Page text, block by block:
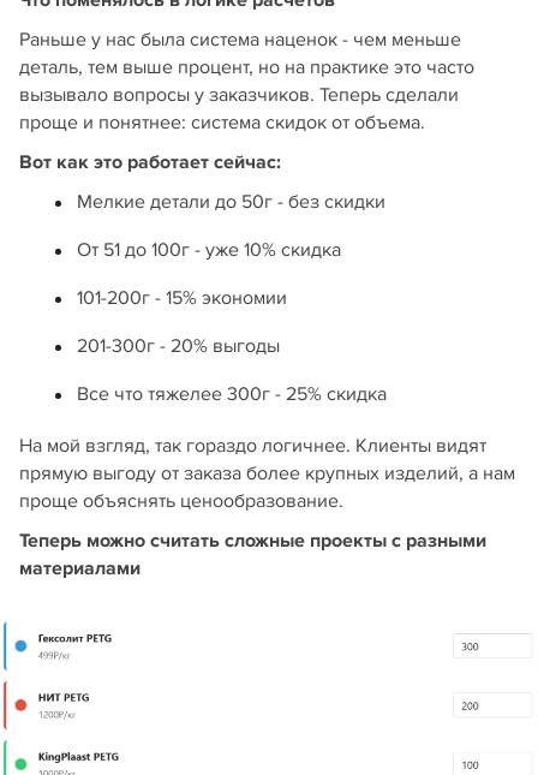
Раньше у нас была система наценок - чем меньше
деталь, тем выше процент, но на практике это часто
вызывало вопросы у заказчиков. Теперь сделали
проще и понятнее: система скидок от объема.
Вот как это работает сейчас:
Мелкие детали до 50г - без скидки
От 51 до 100г - уже 10% скидка
101-200г - 15% экономии
201-300г - 20% выгоды
Все что тяжелее 300г - 25% скидка
На мой взгляд, так гораздо логичнее. Клиенты видят
прямую выгоду от заказа более крупных изделий, а нам
проще объяснять ценообразование.
Теперь можно считать сложные проекты с разными
материалами